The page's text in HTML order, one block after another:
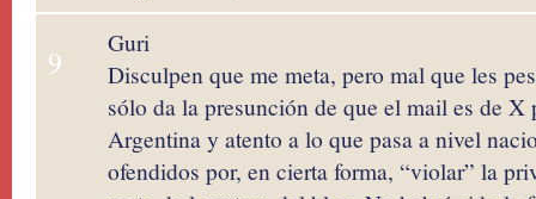
9
Guri
Disculpen que me meta, pero mal que les
sólo da la presunción de que el mail es de
Argentina y atento a lo que pasa a nivel
ofendidos por, en cierta forma, “violar” la